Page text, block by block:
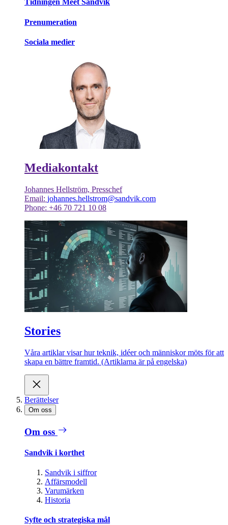
Tidningen Meet Sandvik
Prenumeration
Sociala medier
Mediakontakt
Johannes Hellström, Presschef
Email: johannes.hellstrom@sandvik.com
Phone: +46 70 721 10 08
Stories
Våra artiklar visar hur teknik, idéer och människor möts för att
skapa en bättre framtid. (Artiklarna är på engelska)
Berättelser
Om oss
Om oss
Sandvik i korthet
Sandvik i siffror
Affärsmodell
Varumärken
Historia
Syfte och strategiska mål